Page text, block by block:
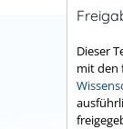
Dieser
mit den